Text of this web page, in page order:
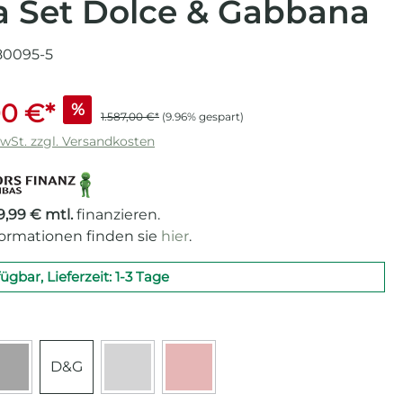
Set Dolce & Gabbana
5
€* % 1.587,00 €* (9.96% gespart)
zzgl. Versandkosten
€ mtl. finanzieren.
finden sie hier.
Lieferzeit: 1-3 Tage
Cadillac Pink
Voll schwarz
(Diese Option ist zurzeit nicht verfügbar.)
D&G